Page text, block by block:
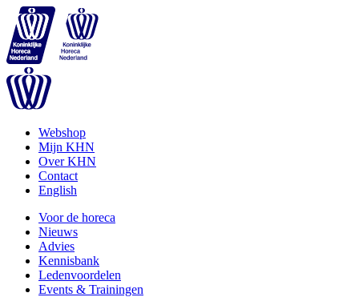
Webshop
Mijn KHN
Over KHN
Contact
English
Voor de horeca
Nieuws
Advies
Kennisbank
Ledenvoordelen
Events & Trainingen